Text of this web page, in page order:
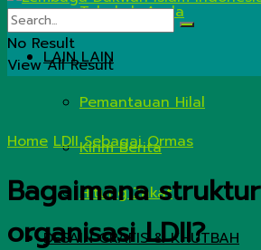
Tahukah Anda
LAIN LAIN
Pemantauan Hilal
Kirim Berita
Hitung Zakat
DESAIN GRAFIS & KHUTBAH
No Result
View All Result
Home LDII Sebagai Ormas
Bagaimana struktur
organisasi LDII?